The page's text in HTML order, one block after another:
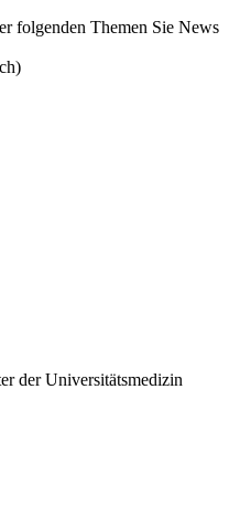
folgenden Themen Sie News
der Universitätsmedizin